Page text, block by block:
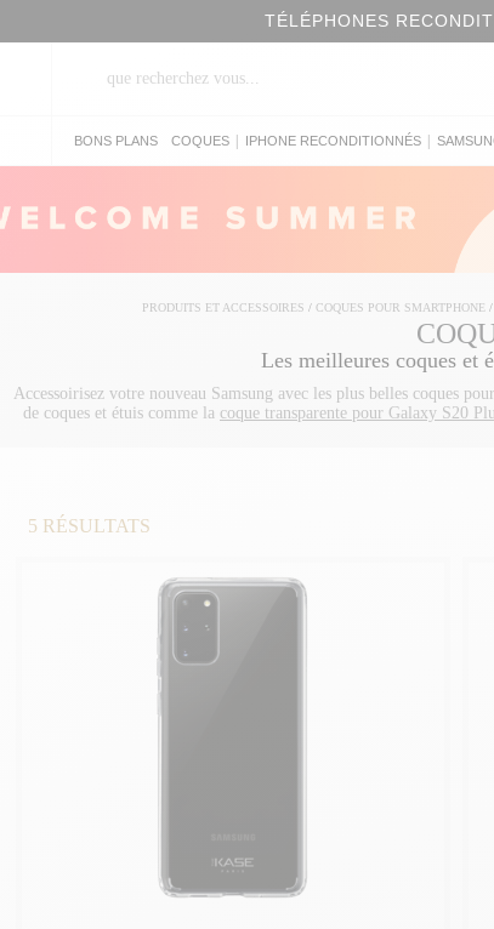
TÉLÉPHONES
BONS PLANS COQUES IPHONE RECONDITIONNÉS
PRODUITS ET ACCESSOIRES / COQUES POUR SMARTPHONE /
Les meilleures coques et
Accessoirisez votre nouveau Samsung avec les plus belles coques
de coques et étuis comme la coque transparente pour Galaxy S20
5 RÉSULTATS